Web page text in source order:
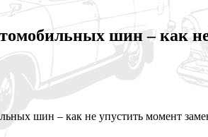
шин – как
шин – как не упустить момент